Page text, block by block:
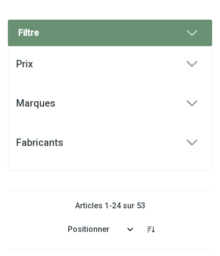
Filtre
Prix
Marques
Fabricants
Articles 1 -24sur 53
Trier par: